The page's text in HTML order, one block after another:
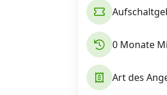
0 Monate
Art des